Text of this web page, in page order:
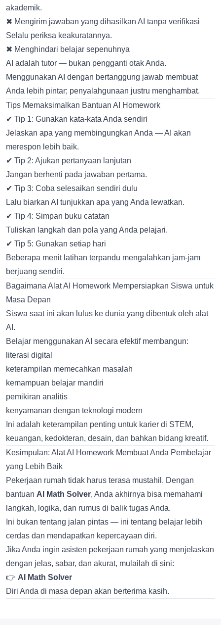
akademik.
✖ Mengirim jawaban yang dihasilkan AI tanpa verifikasi
Selalu periksa keakuratannya.
✖ Menghindari belajar sepenuhnya
AI adalah tutor — bukan pengganti otak Anda.
Menggunakan AI dengan bertanggung jawab membuat
Anda lebih pintar; penyalahgunaan justru menghambat.
Tips Memaksimalkan Bantuan AI Homework
✔ Tip 1: Gunakan kata-kata Anda sendiri
Jelaskan apa yang membingungkan Anda — AI akan
merespon lebih baik.
✔ Tip 2: Ajukan pertanyaan lanjutan
Jangan berhenti pada jawaban pertama.
✔ Tip 3: Coba selesaikan sendiri dulu
Lalu biarkan AI tunjukkan apa yang Anda lewatkan.
✔ Tip 4: Simpan buku catatan
Tuliskan langkah dan pola yang Anda pelajari.
✔ Tip 5: Gunakan setiap hari
Beberapa menit latihan terpandu mengalahkan jam-jam
berjuang sendiri.
Bagaimana Alat AI Homework Mempersiapkan Siswa untuk
Masa Depan
Siswa saat ini akan lulus ke dunia yang dibentuk oleh alat
AI.
Belajar menggunakan AI secara efektif membangun:
literasi digital
keterampilan memecahkan masalah
kemampuan belajar mandiri
pemikiran analitis
kenyamanan dengan teknologi modern
Ini adalah keterampilan penting untuk karier di STEM,
keuangan, kedokteran, desain, dan bahkan bidang kreatif.
Kesimpulan: Alat AI Homework Membuat Anda Pembelajar
yang Lebih Baik
Pekerjaan rumah tidak harus terasa mustahil. Dengan
bantuan AI Math Solver, Anda akhirnya bisa memahami
langkah, logika, dan rumus di balik tugas Anda.
Ini bukan tentang jalan pintas — ini tentang belajar lebih
cerdas dan mendapatkan kepercayaan diri.
Jika Anda ingin asisten pekerjaan rumah yang menjelaskan
dengan jelas, sabar, dan akurat, mulailah di sini:
👉 AI Math Solver
Diri Anda di masa depan akan berterima kasih.